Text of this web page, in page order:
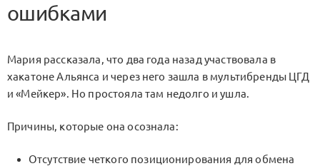
ошибками
Мария рассказала, что два года назад участвовала в
хакатоне Альянса и через него зашла в мультибренды ЦГД
и «Мейкер». Но простояла там недолго и ушла.
Причины, которые она осознала:
Отсутствие четкого позиционирования для обмена